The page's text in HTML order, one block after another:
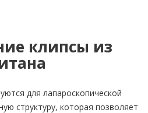
клипсы из
для лапароскопической
структуру, которая позволяет